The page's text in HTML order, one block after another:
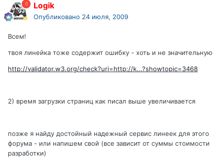
Logik
Опубликовано 24 июля, 2009
Всем!
твоя линейка тоже содержит ошибку - хоть и не значительную
http://validator.w3.org/check?uri=http://k...?showtopic=3468
2) время загрузки страниц как писал выше увеличивается
позже я найду достойный надежный сервис линеек для этого
форума - или напишем свой (все зависит от суммы стоимости
разработки)